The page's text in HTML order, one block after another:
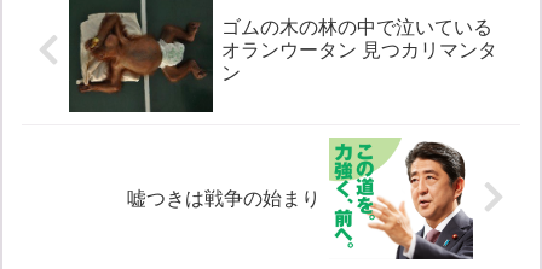
ゴムの木の林の中で泣いている
オランウータン 見つカリマンタ
ン
嘘つきは戦争の始まり